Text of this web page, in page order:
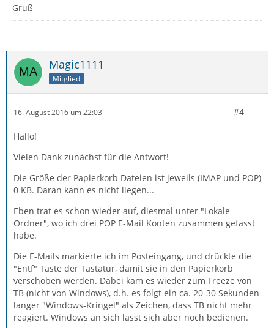
Gruß
Magic1111
Mitglied
16. August 2016 um 22:03 #4
Hallo!
Vielen Dank zunächst für die Antwort!
Die Größe der Papierkorb Dateien ist jeweils (IMAP und POP)
0 KB. Daran kann es nicht liegen...
Eben trat es schon wieder auf, diesmal unter "Lokale
Ordner", wo ich drei POP E-Mail Konten zusammen gefasst
habe.
Die E-Mails markierte ich im Posteingang, und drückte die
"Entf" Taste der Tastatur, damit sie in den Papierkorb
verschoben werden. Dabei kam es wieder zum Freeze von
TB (nicht von Windows), d.h. es folgt ein ca. 20-30 Sekunden
langer "Windows-Kringel" als Zeichen, dass TB nicht mehr
reagiert. Windows an sich lässt sich aber noch bedienen.